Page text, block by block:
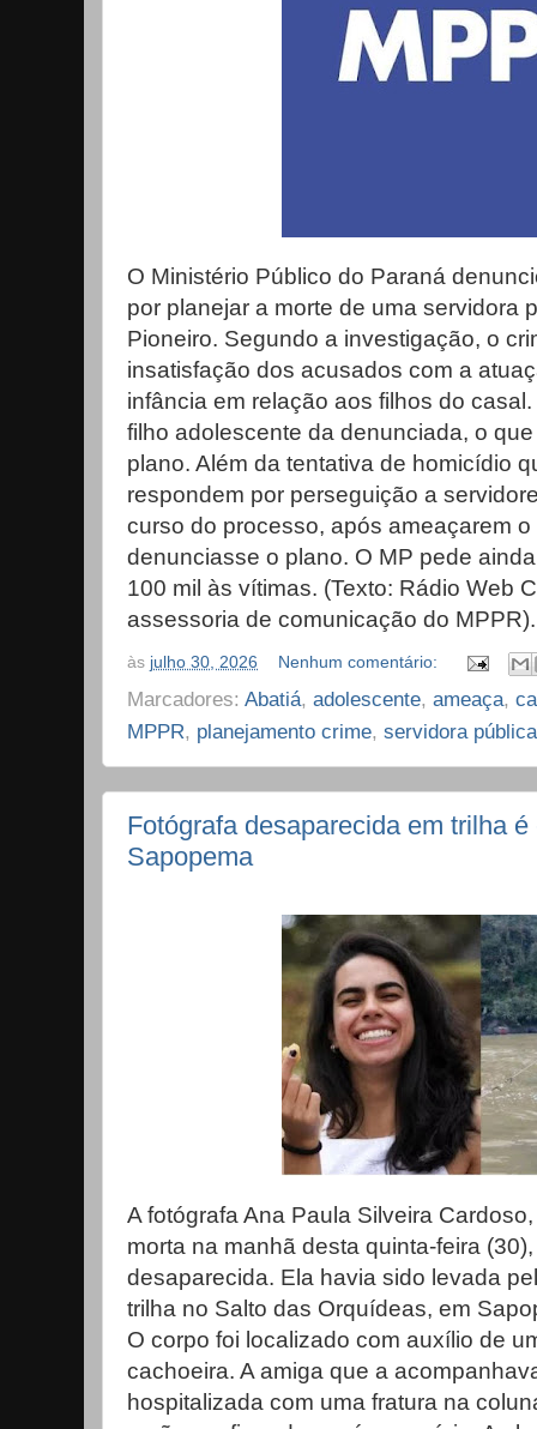
O Ministério Público do Paraná
por planejar a morte de uma servidora
Pioneiro. Segundo a investigação, o
insatisfação dos acusados com a
infância em relação aos filhos do
filho adolescente da denunciada, o
plano. Além da tentativa de homicídio
respondem por perseguição a
curso do processo, após ameaçarem
denunciasse o plano. O MP pede
100 mil às vítimas. (Texto: Rádio Web
assessoria de comunicação do MPPR).
às julho 30, 2026 Nenhum comentário:
Marcadores: Abatiá, adolescente, ameaça,
MPPR, planejamento crime, servidora pública
Fotógrafa desaparecida em trilha
Sapopema
A fotógrafa Ana Paula Silveira
morta na manhã desta quinta-feira
desaparecida. Ela havia sido levada
trilha no Salto das Orquídeas, em
O corpo foi localizado com auxílio de
cachoeira. A amiga que a
hospitalizada com uma fratura na